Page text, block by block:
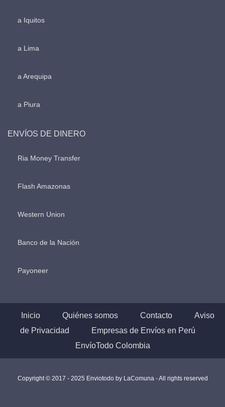
a Iquitos
a Lima
a Arequipa
a Piura
ENVÍOS DE DINERO
Ria Money Transfer
Flash Amazonas
Western Union
Banco de la Nación
Payoneer
Inicio Quiénes somos Contacto
Aviso
de Privacidad
Empresas de Envíos en Perú
EnvíoTodo Colombia
Copyright © 2017 - 2025 Enviotodo by LaComuna- All rights reserved